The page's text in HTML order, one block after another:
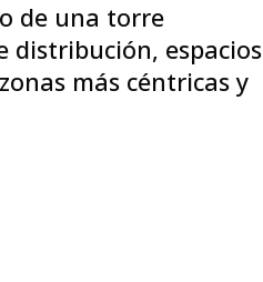
de una torre
distribución, espacios
más céntricas y